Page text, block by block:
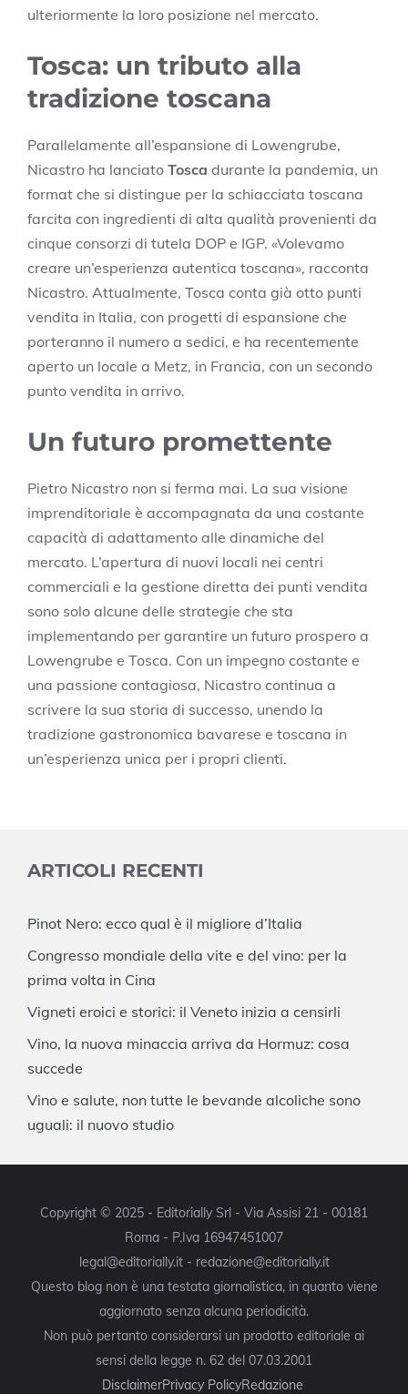
ulteriormente la loro posizione nel mercato.
Tosca: un tributo alla
tradizione toscana
Parallelamente all’espansione di Lowengrube,
Nicastro ha lanciato Tosca durante la pandemia, un
format che si distingue per la schiacciata toscana
farcita con ingredienti di alta qualità provenienti da
cinque consorzi di tutela DOP e IGP. «Volevamo
creare un’esperienza autentica toscana», racconta
Nicastro. Attualmente, Tosca conta già otto punti
vendita in Italia, con progetti di espansione che
porteranno il numero a sedici, e ha recentemente
aperto un locale a Metz, in Francia, con un secondo
punto vendita in arrivo.
Un futuro promettente
Pietro Nicastro non si ferma mai. La sua visione
imprenditoriale è accompagnata da una costante
capacità di adattamento alle dinamiche del
mercato. L’apertura di nuovi locali nei centri
commerciali e la gestione diretta dei punti vendita
sono solo alcune delle strategie che sta
implementando per garantire un futuro prospero a
Lowengrube e Tosca. Con un impegno costante e
una passione contagiosa, Nicastro continua a
scrivere la sua storia di successo, unendo la
tradizione gastronomica bavarese e toscana in
un’esperienza unica per i propri clienti.
ARTICOLI RECENTI
Pinot Nero: ecco qual è il migliore d’Italia
Congresso mondiale della vite e del vino: per la
prima volta in Cina
Vigneti eroici e storici: il Veneto inizia a censirli
Vino, la nuova minaccia arriva da Hormuz: cosa
succede
Vino e salute, non tutte le bevande alcoliche sono
uguali: il nuovo studio
Copyright © 2025 - Editorially Srl - Via Assisi 21 - 00181
Roma - P.Iva 16947451007
legal@editorially.it - redazione@editorially.it
Questo blog non è una testata giornalistica, in quanto viene
aggiornato senza alcuna periodicità.
Non può pertanto considerarsi un prodotto editoriale ai
sensi della legge n. 62 del 07.03.2001
DisclaimerPrivacy PolicyRedazione